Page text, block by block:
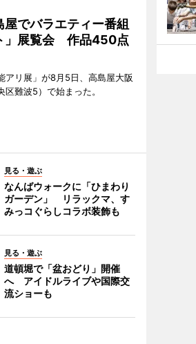
屋でバラエティー番組
」展覧会 作品450点
アリ展」が8月5日、高島屋大阪
区難波5）で始まった。
見る・遊ぶ
なんばウォークに「ひまわり
ガーデン」 リラックマ、す
みっコぐらしコラボ装飾も
見る・遊ぶ
道頓堀で「盆おどり」開催
へ アイドルライブや国際交
流ショーも